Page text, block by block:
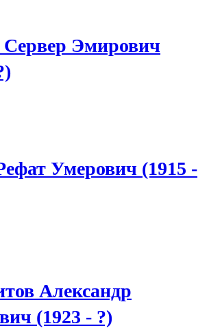
Эмирович
Умерович (1915 -
Александр
(1923 - ?)